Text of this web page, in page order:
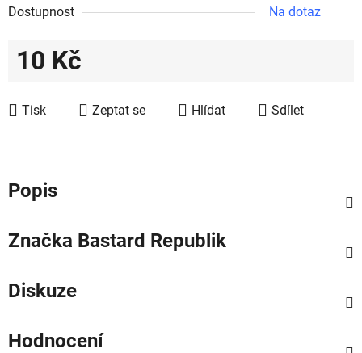
Dostupnost
Na dotaz
10 Kč
Tisk
Zeptat se Hlídat Sdílet
Popis
Značka Bastard Republik
Diskuze
Hodnocení